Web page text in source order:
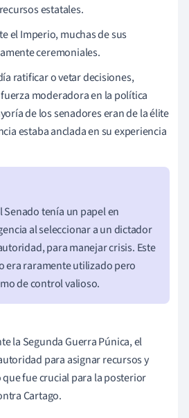
estatales.
el Imperio, muchas de sus
ceremoniales.
ratificar o vetar decisiones,
moderadora en la política
de los senadores eran de la élite
estaba anclada en su experiencia
tenía un papel en
al seleccionar a un dictador
para manejar crisis. Este
era raramente utilizado pero
de control valioso.
la Segunda Guerra Púnica, el
para asignar recursos y
fue crucial para la posterior
Cartago.